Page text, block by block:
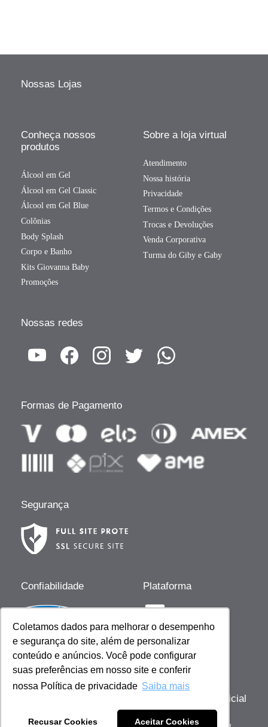
Coletamos dados para melhorar o desempenho
e segurança do site, além de personalizar
conteúdo e anúncios. Você pode configurar
suas preferências em nosso site e conferir
nossa Política de privacidade Saiba mais
Recusar Cookies Aceitar Cookies
Nossas Lojas
Conheça nossos
produtos
Álcool em Gel
Álcool em Gel Classic
Álcool em Gel Blue
Colônias
Body Splash
Corpo e Banho
Kits Giovanna Baby
Promoções
Sobre a loja virtual
Atendimento
Nossa história
Privacidade
Termos e Condições
Trocas e Devoluções
Venda Corporativa
Turma do Giby e Gaby
Nossas redes
Formas de Pagamento
Segurança
Confiabilidade Plataforma
Desenvolvido por
Copyright © 2023 Giovanna Baby | Licença Oficial
- Todos os direitos reservados